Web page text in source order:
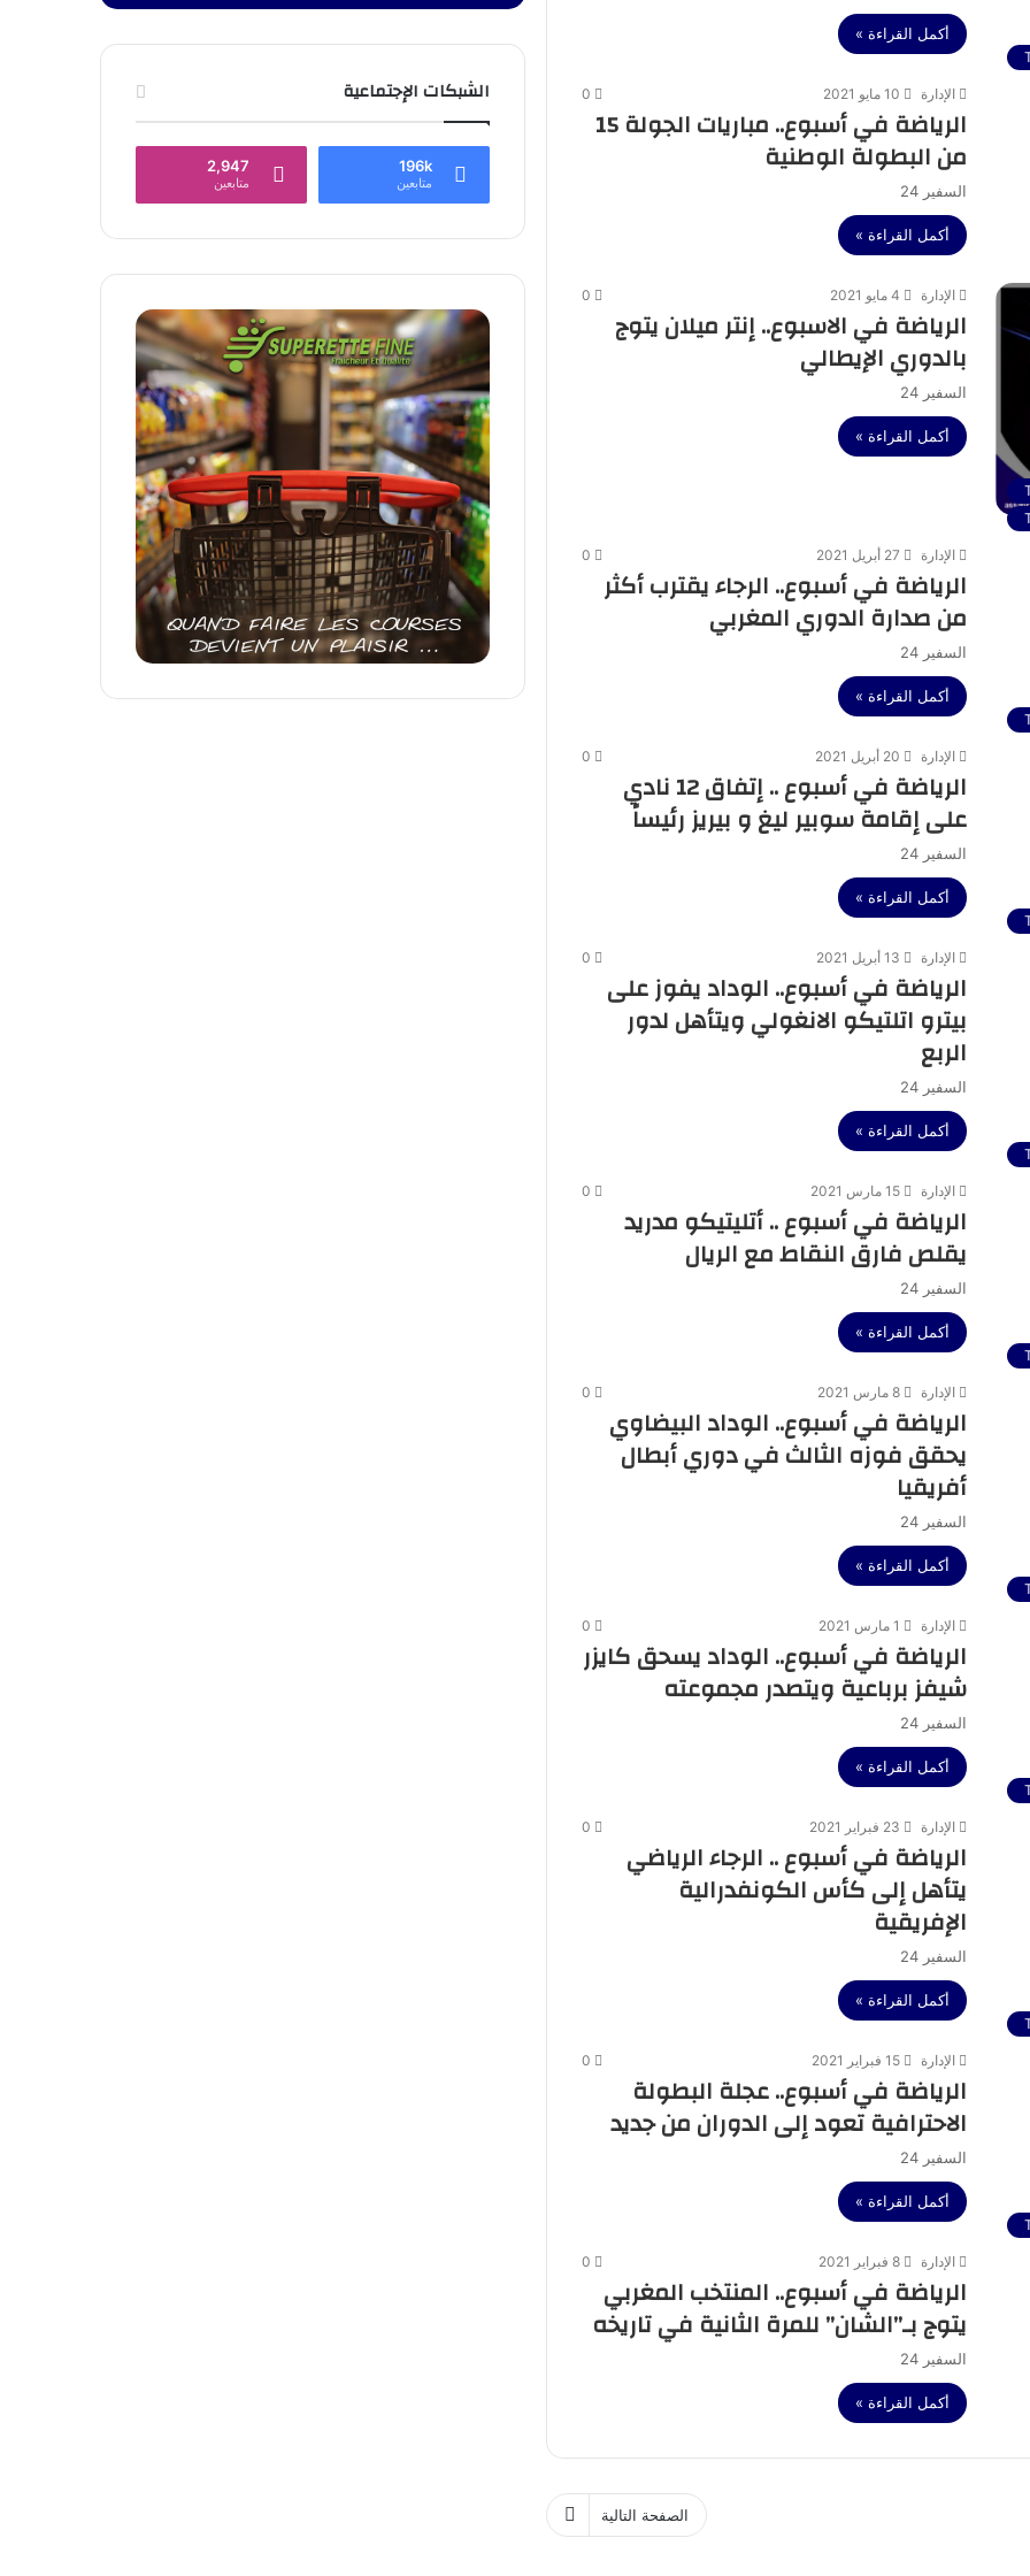
أكمل القراءة »
الإدارة 10 مايو 2021 0
الرياضة في أسبوع.. مباريات الجولة 15
من البطولة الوطنية
السفير 24
أكمل القراءة »
الإدارة 4 مايو 2021 0
الرياضة في الاسبوع.. إنتر ميلان يتوج
بالدوري الإيطالي
السفير 24
أكمل القراءة »
الإدارة 27 أبريل 2021 0
الرياضة في أسبوع.. الرجاء يقترب أكثر
من صدارة الدوري المغربي
السفير 24
أكمل القراءة »
الإدارة 20 أبريل 2021 0
الرياضة في أسبوع .. إتفاق 12 نادي
على إقامة سوبير ليغ و بيريز رئيساً
السفير 24
أكمل القراءة »
الإدارة 13 أبريل 2021 0
الرياضة في أسبوع.. الوداد يفوز على
بيترو اتلتيكو الانغولي ويتأهل لدور
الربع
السفير 24
أكمل القراءة »
الإدارة 15 مارس 2021 0
الرياضة في أسبوع .. أتليتيكو مدريد
يقلص فارق النقاط مع الريال
السفير 24
أكمل القراءة »
الإدارة 8 مارس 2021 0
الرياضة في أسبوع.. الوداد البيضاوي
يحقق فوزه الثالث في دوري أبطال
أفريقيا
السفير 24
أكمل القراءة »
الإدارة 1 مارس 2021 0
الرياضة في أسبوع.. الوداد يسحق كايزر
شيفز برباعية ويتصدر مجموعته
السفير 24
أكمل القراءة »
الإدارة 23 فبراير 2021 0
الرياضة في أسبوع .. الرجاء الرياضي
يتأهل إلى كأس الكونفدرالية
الإفريقية
السفير 24
أكمل القراءة »
الإدارة 15 فبراير 2021 0
الرياضة في أسبوع.. عجلة البطولة
الاحترافية تعود إلى الدوران من جديد
السفير 24
أكمل القراءة »
الإدارة 8 فبراير 2021 0
الرياضة في أسبوع.. المنتخب المغربي
يتوج بـ”الشان” للمرة الثانية في تاريخه
السفير 24
أكمل القراءة »
الصفحة التالية
الشبكات الإجتماعية
196k
متابعين
2,947
متابعين